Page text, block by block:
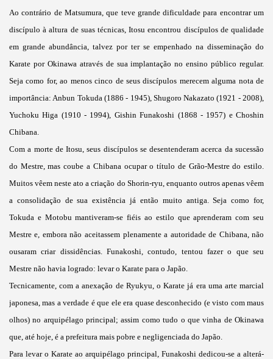
Ao contrário de Matsumura, que teve grande dificuldade para encontrar um
discípulo à altura de suas técnicas, Itosu encontrou discípulos de qualidade
em grande abundância, talvez por ter se empenhado na disseminação do
Karate por Okinawa através de sua implantação no ensino público regular.
Seja como for, ao menos cinco de seus discípulos merecem alguma nota de
importância: Anbun Tokuda (1886 - 1945), Shugoro Nakazato (1921 - 2008),
Yuchoku Higa (1910 - 1994), Gishin Funakoshi (1868 - 1957) e Choshin
Chibana.
Com a morte de Itosu, seus discípulos se desentenderam acerca da sucessão
do Mestre, mas coube a Chibana ocupar o título de Grão-Mestre do estilo.
Muitos vêem neste ato a criação do Shorin-ryu, enquanto outros apenas vêem
a consolidação de sua existência já então muito antiga. Seja como for,
Tokuda e Motobu mantiveram-se fiéis ao estilo que aprenderam com seu
Mestre e, embora não aceitassem plenamente a autoridade de Chibana, não
ousaram criar dissidências. Funakoshi, contudo, tentou fazer o que seu
Mestre não havia logrado: levar o Karate para o Japão.
Tecnicamente, com a anexação de Ryukyu, o Karate já era uma arte marcial
japonesa, mas a verdade é que ele era quase desconhecido (e visto com maus
olhos) no arquipélago principal; assim como tudo o que vinha de Okinawa
que, até hoje, é a prefeitura mais pobre e negligenciada do Japão.
Para levar o Karate ao arquipélago principal, Funakoshi dedicou-se a alterá-